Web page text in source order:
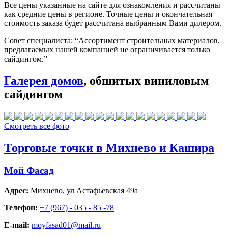
Все цены указанные на сайте для ознакомления и рассчитаны
как средние цены в регионе. Точные цены и окончательная
стоимость заказа будет рассчитана выбранным Вами дилером.
Совет специалиста: “Ассортимент строительных материалов,
предлагаемых нашей компанией не ограничивается только
сайдингом.”
Галерея домов, обшитых виниловым
сайдингом
Смотреть все фото
Торговые точки в Михнево и Кашира
Мой Фасад
Адрес: Михнево, ул Астафьевская 49а
Телефон: +7 (967) - 035 - 85 -78
E-mail: moyfasad01@mail.ru